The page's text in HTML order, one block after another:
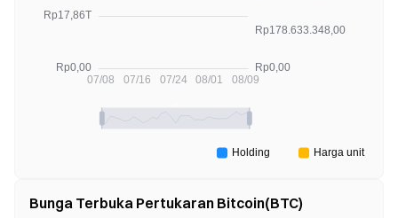
Bunga Terbuka Pertukaran Bitcoin(BTC)